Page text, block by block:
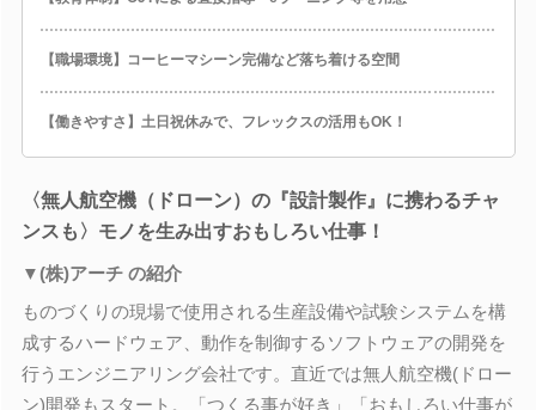
【職場環境】コーヒーマシーン完備など落ち着ける空間
【働きやすさ】土日祝休みで、フレックスの活用もOK！
〈無人航空機（ドローン）の『設計製作』に携わるチャ
ンスも〉モノを生み出すおもしろい仕事！
▼(株)アーチ の紹介
ものづくりの現場で使用される生産設備や試験システムを構
成するハードウェア、動作を制御するソフトウェアの開発を
行うエンジニアリング会社です。直近では無人航空機(ドロー
ン)開発もスタート。「つくる事が好き」「おもしろい仕事が